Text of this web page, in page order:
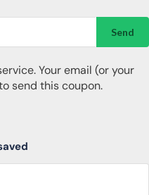
Send
Your email (or your
send this coupon.